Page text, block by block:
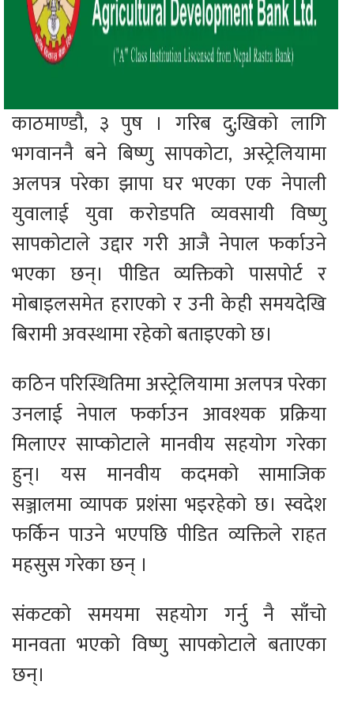
काठमाण्डौ, ३ पुष । गरिब दु;खिको लागि
भगवाननै बने बिष्णु सापकोटा, अस्ट्रेलियामा
अलपत्र परेका झापा घर भएका एक नेपाली
युवालाई युवा करोडपति व्यवसायी विष्णु
सापकोटाले उद्दार गरी आजै नेपाल फर्काउने
भएका छन्। पीडित व्यक्तिको पासपोर्ट र
मोबाइलसमेत हराएको र उनी केही समयदेखि
बिरामी अवस्थामा रहेको बताइएको छ।
कठिन परिस्थितिमा अस्ट्रेलियामा अलपत्र परेका
उनलाई नेपाल फर्काउन आवश्यक प्रक्रिया
मिलाएर साप्कोटाले मानवीय सहयोग गरेका
हुन्। यस मानवीय कदमको सामाजिक
सञ्जालमा व्यापक प्रशंसा भइरहेको छ। स्वदेश
फर्किन पाउने भएपछि पीडित व्यक्तिले राहत
महसुस गरेका छन् ।
संकटको समयमा सहयोग गर्नु नै साँचो
मानवता भएको विष्णु सापकोटाले बताएका
छन्।